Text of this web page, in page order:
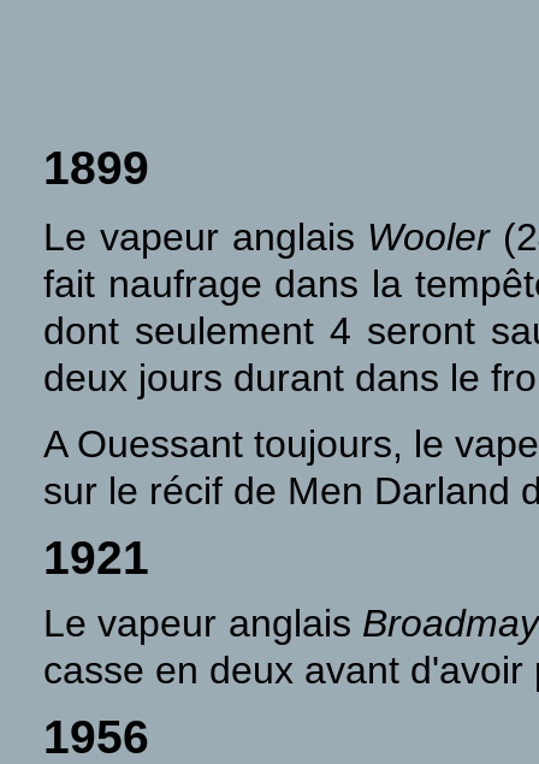
1899
Le vapeur anglais Wooler
fait naufrage dans la
dont seulement 4 seront
deux jours durant dans le
A Ouessant toujours, le
sur le récif de Men Darland
1921
Le vapeur anglais
casse en deux avant
1956